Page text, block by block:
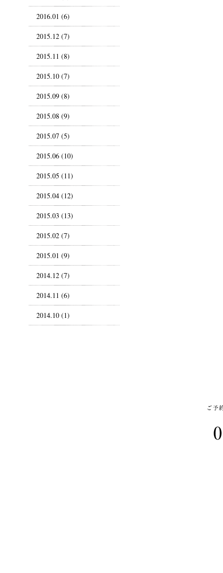
2016.01 (6)
2015.12 (7)
2015.11 (8)
2015.10 (7)
2015.09 (8)
2015.08 (9)
2015.07 (5)
2015.06 (10)
2015.05 (11)
2015.04 (12)
2015.03 (13)
2015.02 (7)
2015.01 (9)
2014.12 (7)
2014.11 (6)
2014.10 (1)